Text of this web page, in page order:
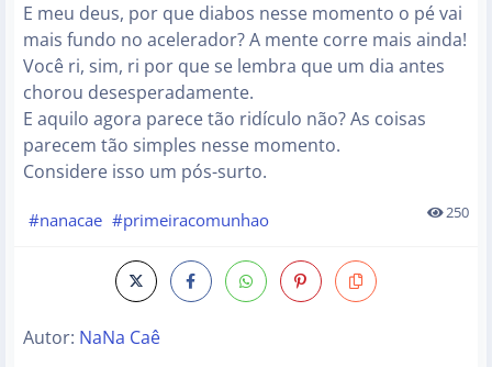
E meu deus, por que diabos nesse momento o pé vai
mais fundo no acelerador? A mente corre mais ainda!
Você ri, sim, ri por que se lembra que um dia antes
chorou desesperadamente.
E aquilo agora parece tão ridículo não? As coisas
parecem tão simples nesse momento.
Considere isso um pós-surto.
#nanacae #primeiracomunhao 250
Autor: NaNa Caê